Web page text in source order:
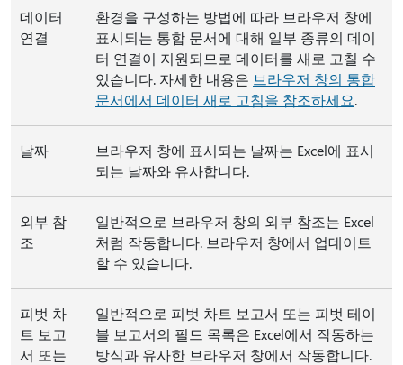
데이터
연결
환경을 구성하는 방법에 따라 브라우저 창에
표시되는 통합 문서에 대해 일부 종류의 데이
터 연결이 지원되므로 데이터를 새로 고칠 수
있습니다. 자세한 내용은 브라우저 창의 통합
문서에서 데이터 새로 고침을 참조하세요.
날짜
브라우저 창에 표시되는 날짜는 Excel에 표시
되는 날짜와 유사합니다.
외부 참
조
일반적으로 브라우저 창의 외부 참조는 Excel
처럼 작동합니다. 브라우저 창에서 업데이트
할 수 있습니다.
피벗 차
트 보고
서 또는
일반적으로 피벗 차트 보고서 또는 피벗 테이
블 보고서의 필드 목록은 Excel에서 작동하는
방식과 유사한 브라우저 창에서 작동합니다.